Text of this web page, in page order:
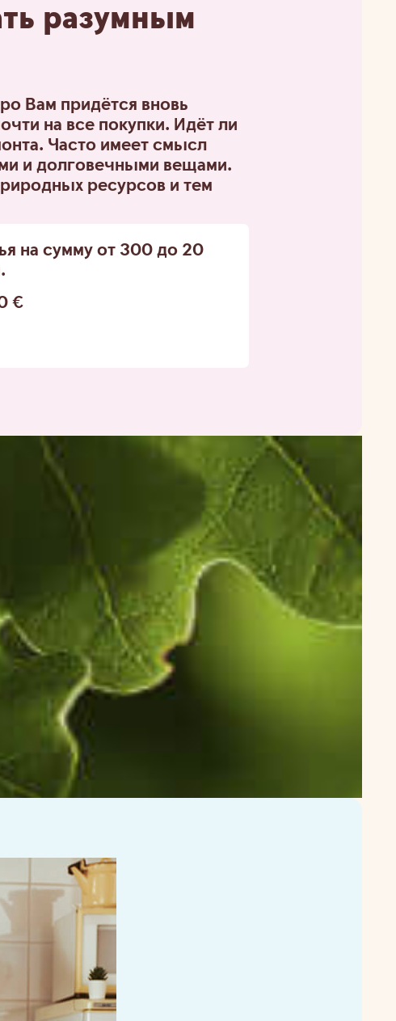
разумным
Вам придётся вновь
на все покупки. Идёт ли
Часто имеет смысл
и долговечными вещами.
ресурсов и тем
на суммуот 300 до 20
€